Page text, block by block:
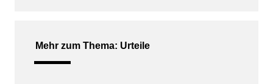
Mehr zum Thema: Urteile